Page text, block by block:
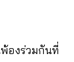
องร่วมกันที่